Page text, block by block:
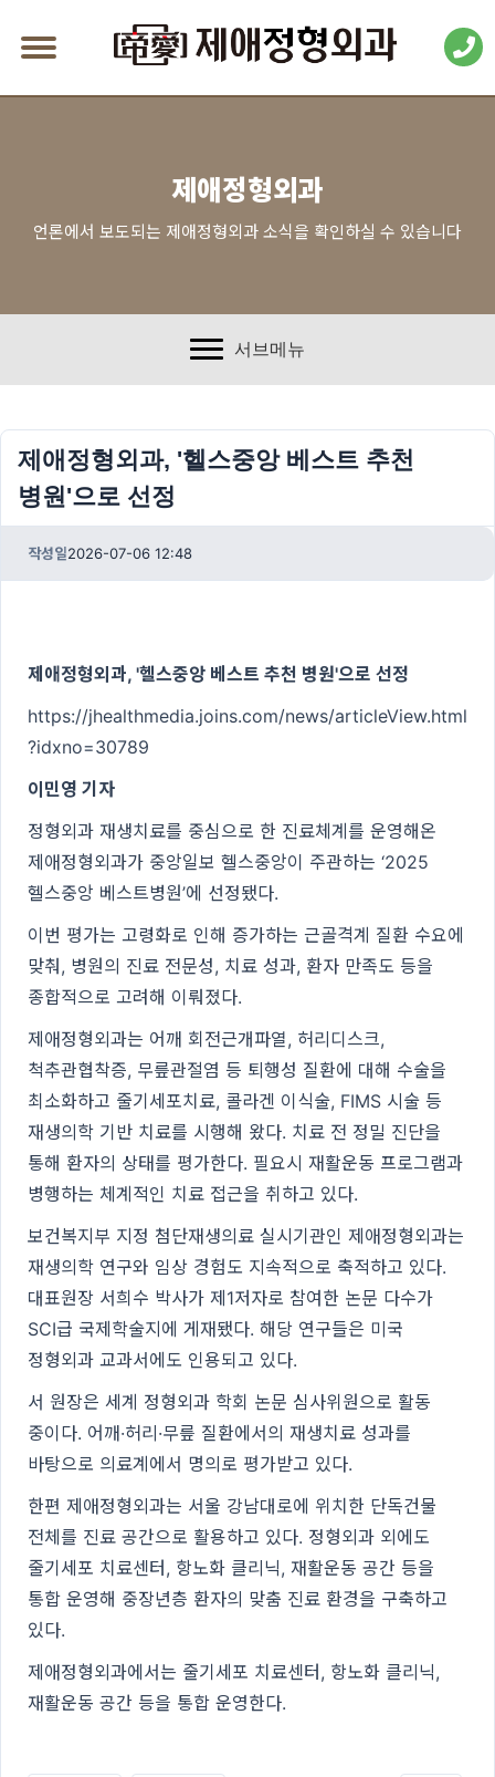
제애정형외과
언론에서 보도되는 제애정형외과 소식을 확인하실 수 있습니다
서브메뉴
제애정형외과, '헬스중앙 베스트 추천
병원'으로 선정
작성일2026-07-06 12:48
제애정형외과, '헬스중앙 베스트 추천 병원'으로 선정
https://jhealthmedia.joins.com/news/articleView.html
?idxno=30789
이민영 기자
정형외과 재생치료를 중심으로 한 진료체계를 운영해온
제애정형외과가 중앙일보 헬스중앙이 주관하는 ‘2025
헬스중앙 베스트병원’에 선정됐다.
이번 평가는 고령화로 인해 증가하는 근골격계 질환 수요에
맞춰, 병원의 진료 전문성, 치료 성과, 환자 만족도 등을
종합적으로 고려해 이뤄졌다.
제애정형외과는 어깨 회전근개파열, 허리디스크,
척추관협착증, 무릎관절염 등 퇴행성 질환에 대해 수술을
최소화하고 줄기세포치료, 콜라겐 이식술, FIMS 시술 등
재생의학 기반 치료를 시행해 왔다. 치료 전 정밀 진단을
통해 환자의 상태를 평가한다. 필요시 재활운동 프로그램과
병행하는 체계적인 치료 접근을 취하고 있다.
보건복지부 지정 첨단재생의료 실시기관인 제애정형외과는
재생의학 연구와 임상 경험도 지속적으로 축적하고 있다.
대표원장 서희수 박사가 제1저자로 참여한 논문 다수가
SCI급 국제학술지에 게재됐다. 해당 연구들은 미국
정형외과 교과서에도 인용되고 있다.
서 원장은 세계 정형외과 학회 논문 심사위원으로 활동
중이다. 어깨·허리·무릎 질환에서의 재생치료 성과를
바탕으로 의료계에서 명의로 평가받고 있다.
한편 제애정형외과는 서울 강남대로에 위치한 단독건물
전체를 진료 공간으로 활용하고 있다. 정형외과 외에도
줄기세포 치료센터, 항노화 클리닉, 재활운동 공간 등을
통합 운영해 중장년층 환자의 맞춤 진료 환경을 구축하고
있다.
제애정형외과에서는 줄기세포 치료센터, 항노화 클리닉,
재활운동 공간 등을 통합 운영한다.